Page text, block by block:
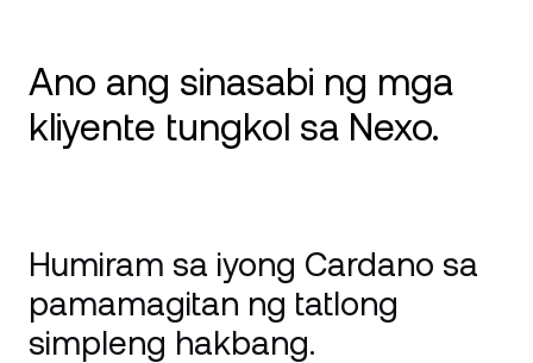
Ano ang sinasabi ng mga
kliyente tungkol sa Nexo.
Magaling ang serbisyo at laging available para
sa bawat isyu at kahilingan na mayroon ako.
Lubos ko itong maire-rekomenda; lalo nang
kapuri-puri ang nangungunang antas-militar
Humiram sa iyong Cardano sa
pamamagitan ng tatlong
simpleng hakbang.